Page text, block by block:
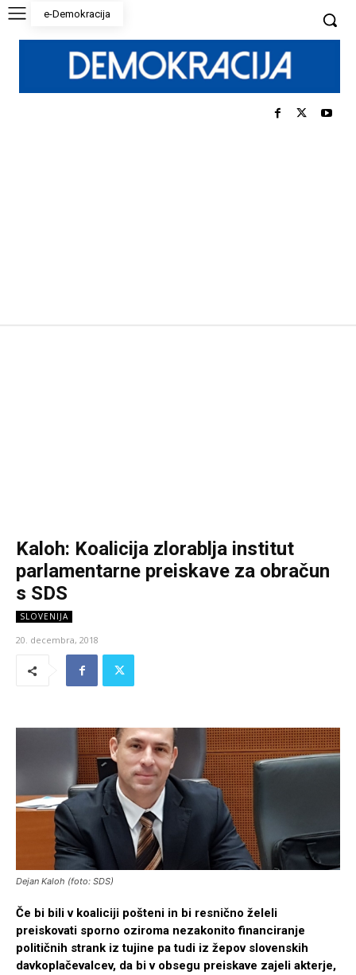
e-Demokracija
Kaloh: Koalicija zlorablja institut
parlamentarne preiskave za obračun
s SDS
SLOVENIJA
20. decembra, 2018
Dejan Kaloh (foto: SDS)
Če bi bili v koaliciji pošteni in bi resnično želeli
preiskovati sporno oziroma nezakonito financiranje
političnih strank iz tujine pa tudi iz žepov slovenskih
davkoplačevalcev, da bi v obsegu preiskave zajeli akterje,